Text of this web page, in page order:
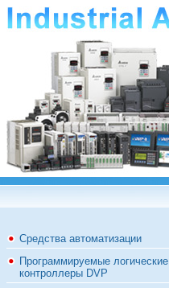
Средства автоматизации
Программируемые логические
контроллеры DVP